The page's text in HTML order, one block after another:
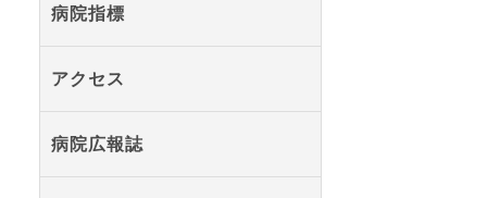
病院指標
アクセス
病院広報誌